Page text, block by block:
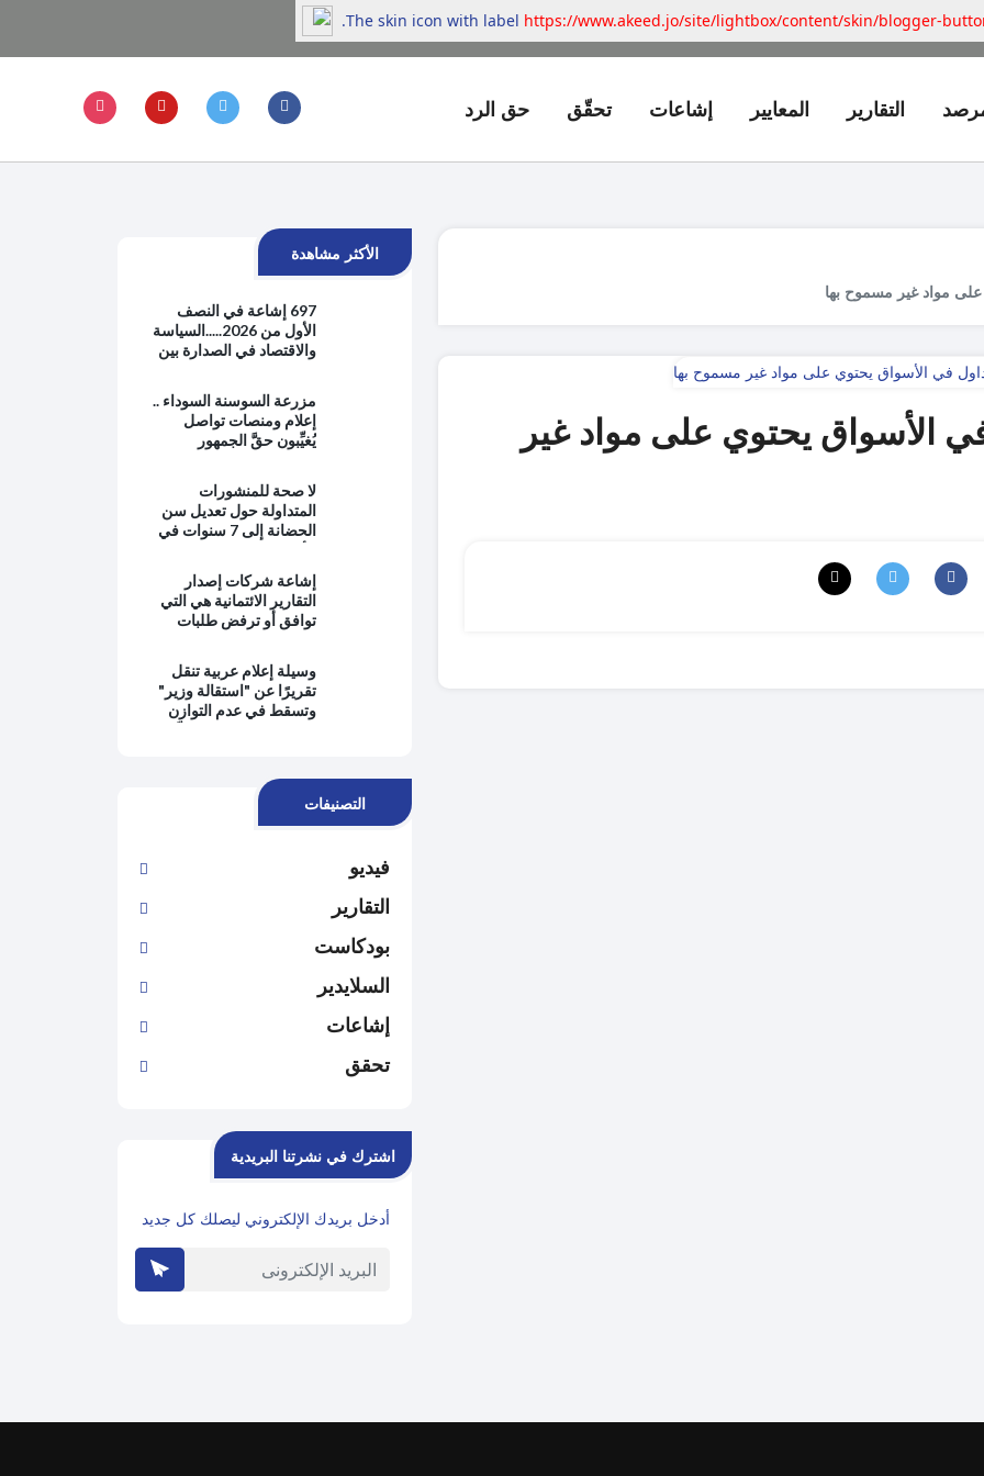
التقارير المعايير إشاعات تحقّق حق الرد
الأسواق يحتوي على مواد غير
الأكثر مشاهدة
697 إشاعة في النصف
الأول من 2026.....السياسة
والاقتصاد في الصدارة بين
والتوترات الإقليمية
مزرعة السوسنة السوداء ..
إعلام ومنصات تواصل
يُغيِّبون حقَّ الجمهور
حماية المصلحة العامة
وتطبيق القانون
لا صحة للمنشورات
المتداولة حول تعديل سن
الحضانة إلى 7 سنوات في
إشاعة شركات إصدار
التقارير الائتمانية هي التي
توافق أو ترفض طلبات
وسيلة إعلام عربية تنقل
تقريرًا عن "استقالة وزير"
وتسقط في عدم التوازن
التصنيفات
فيديو
التقارير
بودكاست
السلايدير
إشاعات
تحقق
اشترك في نشرتنا البريدية
أدخل بريدك الإلكتروني ليصلك كل جديد
The skin icon with label https://www.akeed.jo/site/lightbox/content/skin/blogger-